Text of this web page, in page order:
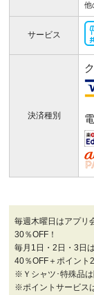
他
サービス
決済種別
毎週木曜日はアプリ
30％OFF！
毎月1日・2日・3日
40％OFF＋ポイント2
※Ｙシャツ･特殊品は
※ポイントサービス